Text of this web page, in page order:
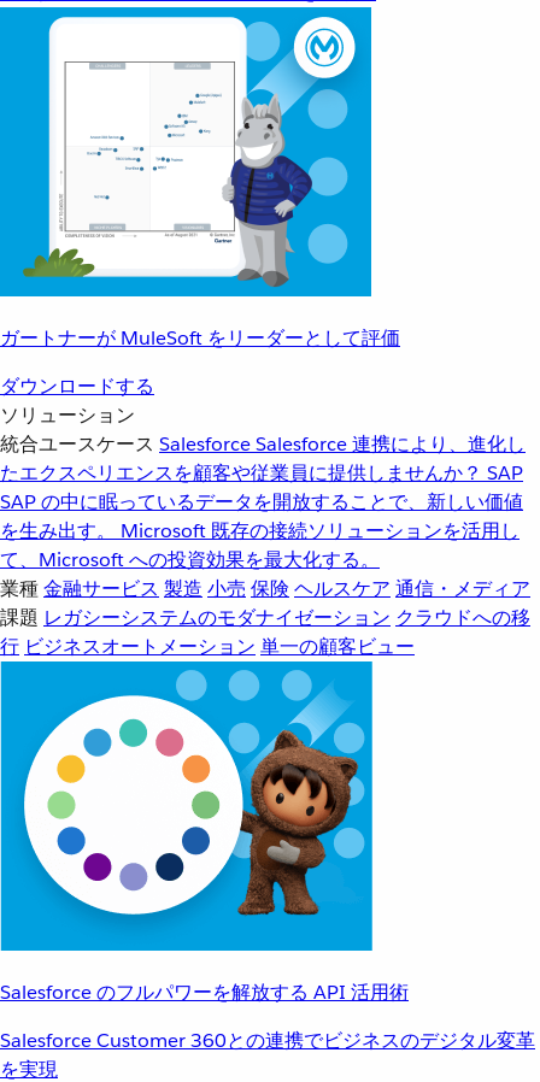
ガートナーが MuleSoft をリーダーとして評価
ダウンロードする
ソリューション
統合ユースケース SalesforceSalesforce 連携により、進化し
たエクスペリエンスを顧客や従業員に提供しませんか？ SAP
SAP の中に眠っているデータを開放することで、新しい価値
を生み出す。
Microsoft 既存の接続ソリューションを活用し
て、Microsoft への投資効果を最大化する。
業種金融サービス 製造 小売 保険 ヘルスケア 通信・メディア
課題 レガシーシステムのモダナイゼーション クラウドへの移
行 ビジネスオートメーション 単一の顧客ビュー
Salesforce のフルパワーを解放する API 活用術
Salesforce Customer 360との連携でビジネスのデジタル変革
を実現